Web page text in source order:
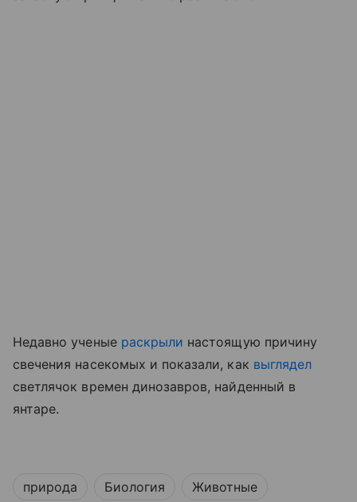
Недавно ученые раскрыли настоящую причину
свечения насекомых и показали, как выглядел
светлячок времен динозавров, найденный в
янтаре.
природа Биология Животные